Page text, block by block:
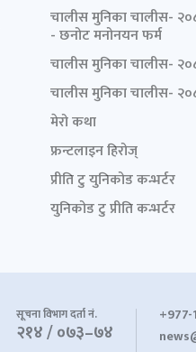
चालीस मुनिका चालीस-
- छनोट मनोनयन फर्म
चालीस मुनिका चालीस-
चालीस मुनिका चालीस-
मेरो कथा
फ्रन्टलाइन हिरोज्
प्रीति टु युनिकोड कन्भर्टर
युनिकोड टु प्रीति कन्भर्टर
सूचना विभाग दर्ता नं.
२१४ / ०७३–७४